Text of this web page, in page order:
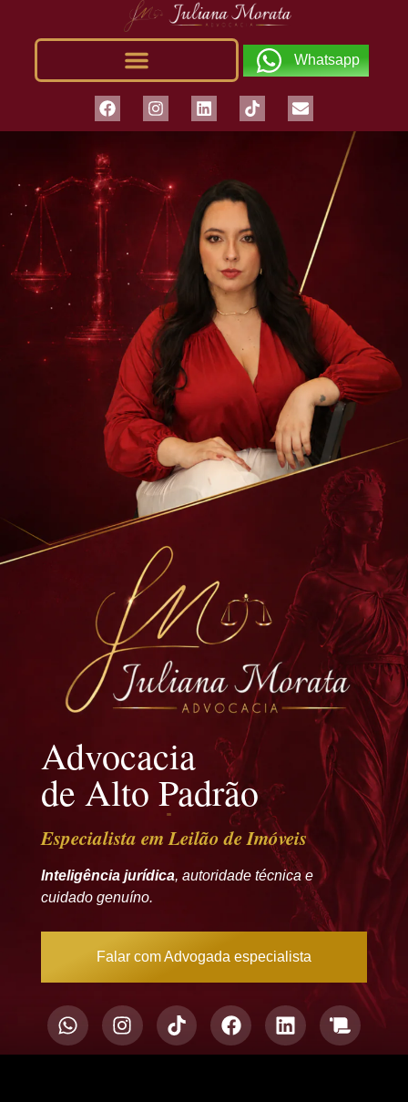
Whatsapp
Advocacia
de Alto Padrão
Especialista em Leilão de Imóveis
Inteligência jurídica, autoridade técnica e
cuidado genuíno.
Falar com Advogada especialista